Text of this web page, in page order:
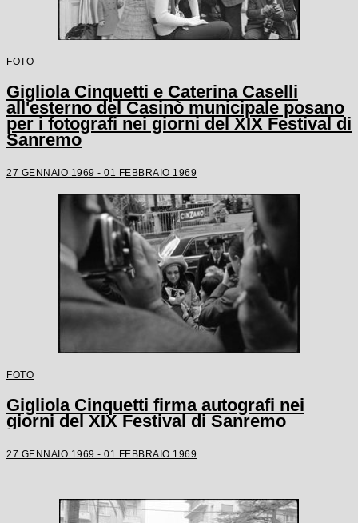
FOTO
Gigliola Cinquetti e Caterina Caselli
all'esterno del Casinò municipale posano
per i fotografi nei giorni del XIX Festival di
Sanremo
27 GENNAIO 1969 - 01 FEBBRAIO 1969
FOTO
Gigliola Cinquetti firma autografi nei
giorni del XIX Festival di Sanremo
27 GENNAIO 1969 - 01 FEBBRAIO 1969